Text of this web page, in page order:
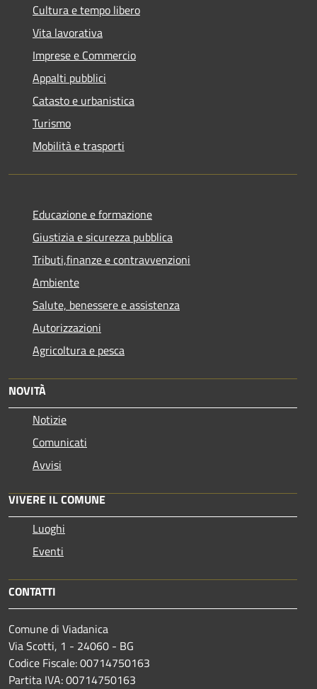
Cultura e tempo libero
Vita lavorativa
Imprese e Commercio
Appalti pubblici
Catasto e urbanistica
Turismo
Mobilità e trasporti
Educazione e formazione
Giustizia e sicurezza pubblica
Tributi,finanze e contravvenzioni
Ambiente
Salute, benessere e assistenza
Autorizzazioni
Agricoltura e pesca
NOVITÀ
Notizie
Comunicati
Avvisi
VIVERE IL COMUNE
Luoghi
Eventi
CONTATTI
Comune di Viadanica
Via Scotti, 1 - 24060 - BG
Codice Fiscale: 00714750163
Partita IVA: 00714750163